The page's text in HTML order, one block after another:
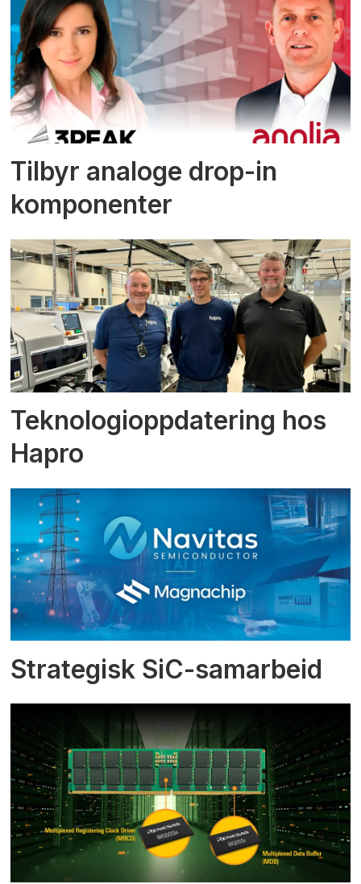
Tilbyr analoge drop-in
komponenter
Teknologioppdatering hos
Hapro
Strategisk SiC-samarbeid